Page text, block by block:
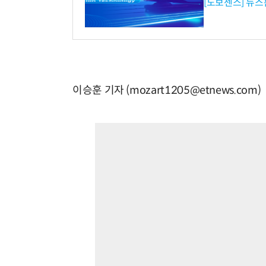
[노보센스] 뉴
이승훈 기자 (mozart1205@etnews.com)